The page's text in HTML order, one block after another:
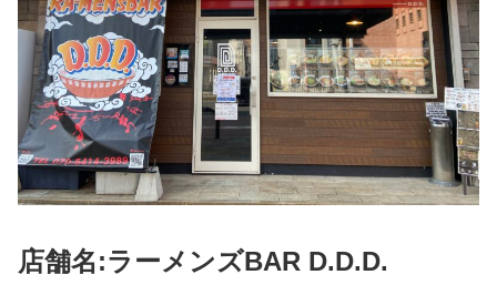
店舗名:ラーメンズBAR D.D.D.